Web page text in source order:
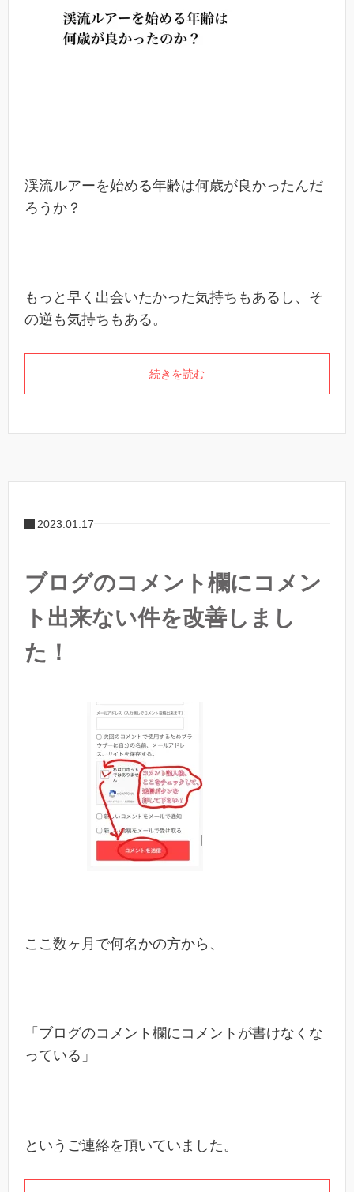
渓流ルアーを始める年齢は何歳が良かったんだ
ろうか？
もっと早く出会いたかった気持ちもあるし、そ
の逆も気持ちもある。
続きを読む
2023.01.17
ブログのコメント欄にコメン
ト出来ない件を改善しまし
た！
ここ数ヶ月で何名かの方から、
「ブログのコメント欄にコメントが書けなくな
っている」
というご連絡を頂いていました。